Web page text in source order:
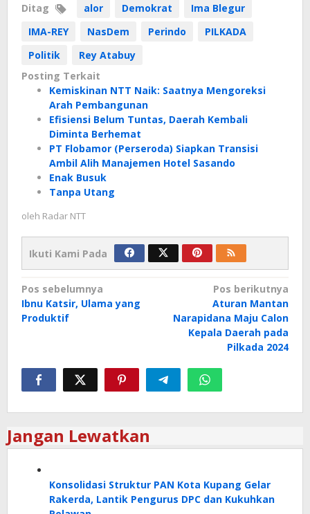
Ditag alor Demokrat
Ima Blegur
IMA-REY
NasDem Perindo
PILKADA
Politik
Rey Atabuy
Posting Terkait
Kemiskinan NTT Naik: Saatnya Mengoreksi
Arah Pembangunan
Efisiensi Belum Tuntas, Daerah Kembali
Diminta Berhemat
PT Flobamor (Perseroda) Siapkan Transisi
Ambil Alih Manajemen Hotel Sasando
Enak Busuk
Tanpa Utang
oleh Radar NTT
Ikuti Kami Pada
Navigasi
pos
Pos sebelumnya
Ibnu Katsir, Ulama yang
Produktif
Pos berikutnya
Aturan Mantan
Narapidana Maju Calon
Kepala Daerah pada
Pilkada 2024
Jangan Lewatkan
Konsolidasi Struktur PAN Kota Kupang Gelar
Rakerda, Lantik Pengurus DPC dan Kukuhkan